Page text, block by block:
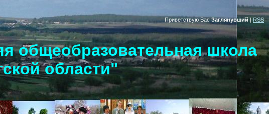
Приветствую Вас Заглянувший | RSS
общеобразовательная школа
области"